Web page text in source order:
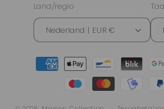
Land/regio
Nederland | EUR €
Betaalmethoden